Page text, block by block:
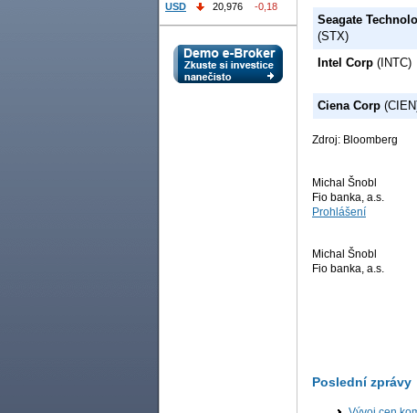
Seagate
(STX)
Intel Corp (INTC)
Ciena Corp
Zdroj: Bloomberg
Michal Šnobl
Fio banka, a.s.
Prohlášení
Michal Šnobl
Fio banka, a.s.
Poslední zprávy
USD
20,976 -0,18